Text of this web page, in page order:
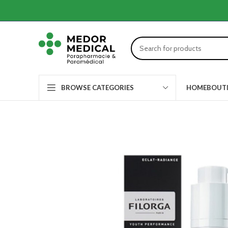
BROWSE CATEGORIES HOME